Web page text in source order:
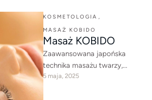
KOSMETOLOGIA ,
MASAŻ KOBIDO
Masaż KOBIDO
Zaawansowana japońska
technika masażu twarzy,
łącząca tradycyjne techniki z
5 maja, 2025